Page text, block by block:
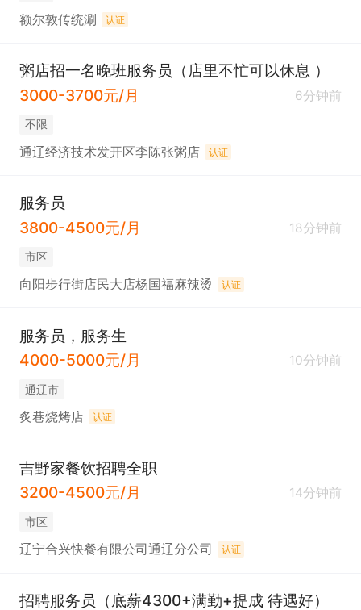
额尔敦传统涮 认证
粥店招一名晚班服务员（店里不忙可以休息 ）
3000-3700元/月
6分钟前
不限
通辽经济技术发开区李陈张粥店 认证
服务员
3800-4500元/月
18分钟前
市区
向阳步行街店民大店杨国福麻辣烫 认证
服务员，服务生
4000-5000元/月
10分钟前
通辽市
炙巷烧烤店 认证
吉野家餐饮招聘全职
3200-4500元/月
14分钟前
市区
辽宁合兴快餐有限公司通辽分公司 认证
招聘服务员（底薪4300+满勤+提成 待遇好）